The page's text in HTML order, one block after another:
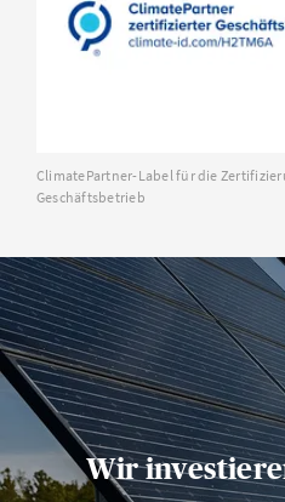
ClimatePartner-Label für die
Geschäftsbetrieb
Wir